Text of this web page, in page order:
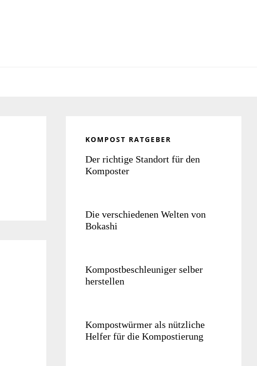
KOMPOST RATGEBER
Der richtige Standort für den
Komposter
Die verschiedenen Welten von
Bokashi
Kompostbeschleuniger selber
herstellen
Kompostwürmer als nützliche
Helfer für die Kompostierung